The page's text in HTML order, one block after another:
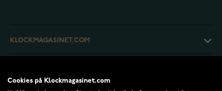
KLOCKMAGASINET.COM
Cookies på Klockmagasinet.com